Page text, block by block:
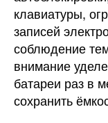
клавиатуры,
записей
соблюдение
внимание
батареи раз в
сохранить